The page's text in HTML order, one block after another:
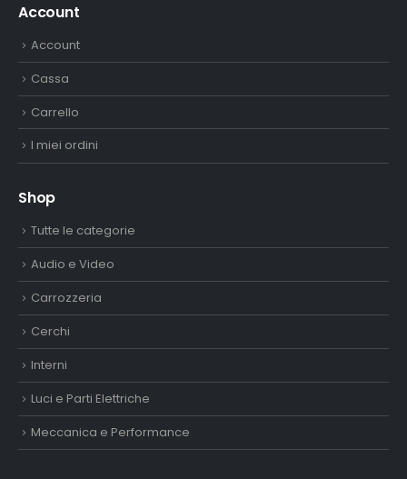
Account
Account
Cassa
Carrello
I miei ordini
Shop
Tutte le categorie
Audio e Video
Carrozzeria
Cerchi
Interni
Luci e Parti Elettriche
Meccanica e Performance